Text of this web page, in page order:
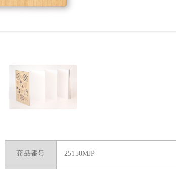
商品番号 25150MJP